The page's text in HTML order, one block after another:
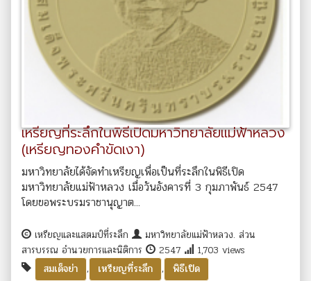
เหรียญที่ระลึกในพิธีเปิดมหาวิทยาลัยแม่ฟ้าหลวง
(เหรียญทองคำขัดเงา)
มหาวิทยาลัยได้จัดทำเหรียญเพื่อเป็นที่ระลึกในพิธีเปิด
มหาวิทยาลัยแม่ฟ้าหลวง เมื่อวันอังคารที่ 3 กุมภาพันธ์ 2547
โดยขอพระบรมราชานุญาต...
เหรียญและแสตมป์ที่ระลึก
มหาวิทยาลัยแม่ฟ้าหลวง. ส่วน
สารบรรณ อำนวยการและนิติการ
2547
1,703 views
สมเด็จย่า
, เหรียญที่ระลึก , พิธีเปิด